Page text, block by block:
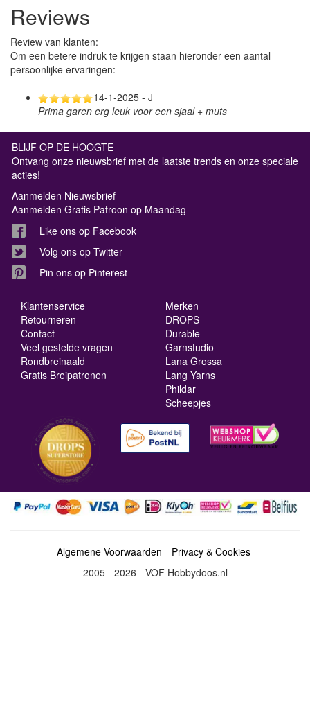
Reviews
Review van klanten:
Om een betere indruk te krijgen staan hieronder een aantal
persoonlijke ervaringen:
14-1-2025 - J
Prima garen erg leuk voor een sjaal + muts
BLIJF OP DE HOOGTE
Ontvang onze nieuwsbrief met de laatste trends en onze speciale
acties!
Aanmelden Nieuwsbrief
Aanmelden Gratis Patroon op Maandag
Like ons op Facebook
Volg ons op Twitter
Pin ons op Pinterest
Klantenservice
Retourneren
Contact
Veel gestelde vragen
Rondbreinaald
Gratis Breipatronen
Merken
DROPS
Durable
Garnstudio
Lana Grossa
Lang Yarns
Phildar
Scheepjes
Algemene Voorwaarden
Privacy & Cookies
2005 - 2026 - VOF Hobbydoos.nl